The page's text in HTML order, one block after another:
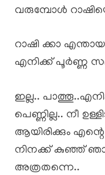
വരുമ്പോൾ
റാഷി ക്കാ
എനിക്ക് പൂർണ്ണ
ഇല്ല..
പെണ്ണില്ല.. നീ
ആയിരിക്കും
നിനക്ക് കുഞ്ഞ്
അത്രതന്നെ..